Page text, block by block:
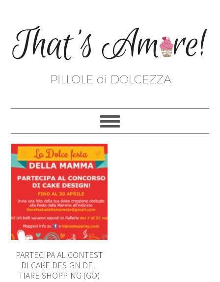
PARTECIPA AL CONTEST
DI CAKE DESIGN DEL
TIARE SHOPPING (GO)